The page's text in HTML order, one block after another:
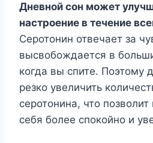
Дневной сон может
настроение в течение
Серотонин отвечает за
высвобождается в
когда вы спите. Поэтому
резко увеличить
серотонина, что
себя более спокойно и